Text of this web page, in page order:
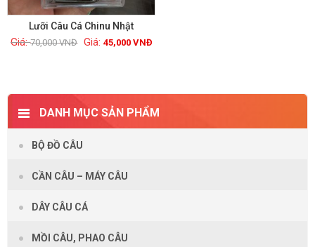
Lưỡi Câu Cá Chinu Nhật
70,000VNĐ 45,000VNĐ
DANH MỤC SẢN PHẨM
BỘ ĐỒ CÂU
CẦN CÂU – MÁY CÂU
DÂY CÂU CÁ
MỒI CÂU, PHAO CÂU